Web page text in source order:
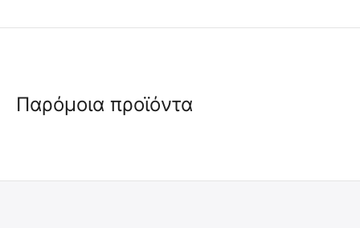
Παρόμοια προϊόντα